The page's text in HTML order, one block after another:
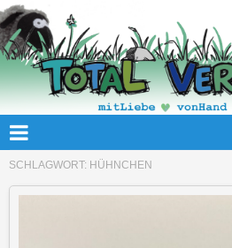
SCHLAGWORT: HÜHNCHEN